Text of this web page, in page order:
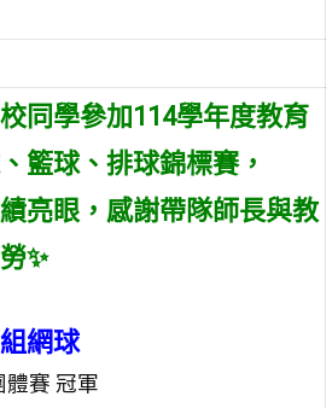
同學參加114學年度教育
籃球、排球錦標賽，
亮眼，感謝帶隊師長與教
✨
網球
賽 冠軍